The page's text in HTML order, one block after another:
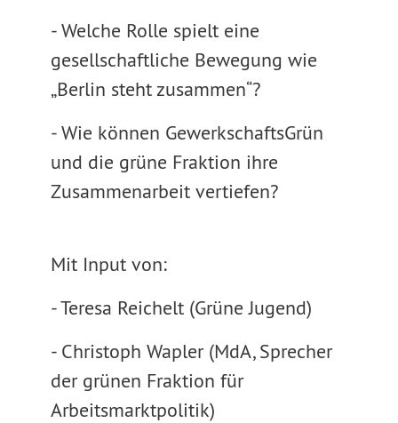
- Welche Rolle spielt eine
gesellschaftliche Bewegung wie
„Berlin steht zusammen“?
- Wie können GewerkschaftsGrün
und die grüne Fraktion ihre
Zusammenarbeit vertiefen?
Mit Input von:
- Teresa Reichelt (Grüne Jugend)
- Christoph Wapler (MdA, Sprecher
der grünen Fraktion für
Arbeitsmarktpolitik)